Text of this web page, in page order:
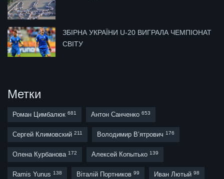
ЗБІРНА УКРАЇНИ U-20 ВИГРАЛА ЧЕМПІОНАТ
СВІТУ
Метки
Роман Цимбалюк 681 Антон Санченко 653
Сергей Климовский 211 Володимир В’ятрович 176
Олена Курбанова 172 Алексей Копытько 139
Ramis Yunus 138 Віталій Портников 99 Иван Лютый 98